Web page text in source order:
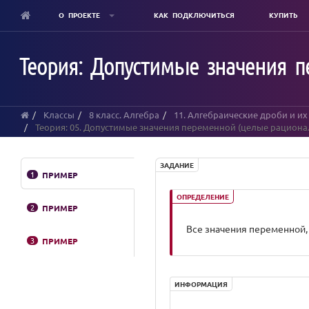
content
О ПРОЕКТЕ КАК ПОДКЛЮЧИТЬСЯ КУПИТЬ
Теория: Допустимые значения
Классы 8 класс. Алгебра
11. Алгебраические дроби и
Теория: 05. Допустимые значения переменной (целые
1 ПРИМЕР
2 ПРИМЕР
3 ПРИМЕР
ЗАДАНИЕ
ОПРЕДЕЛЕНИЕ
Все значения
ИНФОРМАЦИЯ